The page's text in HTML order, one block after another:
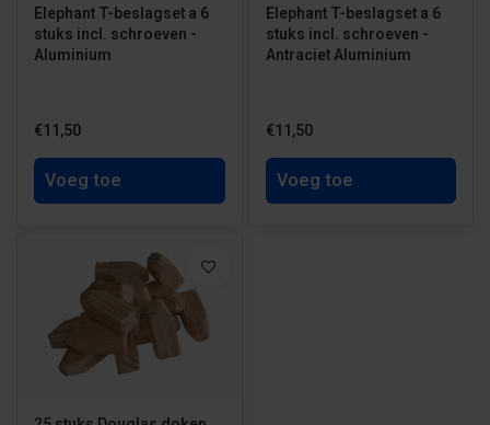
Elephant T-beslagset a 6
stuks incl. schroeven -
Aluminium
€11,50
Voeg toe
Elephant T-beslagset a 6
stuks incl. schroeven -
Antraciet Aluminium
€11,50
Voeg toe